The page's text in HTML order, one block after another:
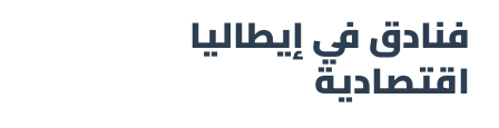
فنادق في إيطاليا
اقتصادية